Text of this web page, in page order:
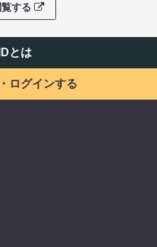
する
とは
ログインする